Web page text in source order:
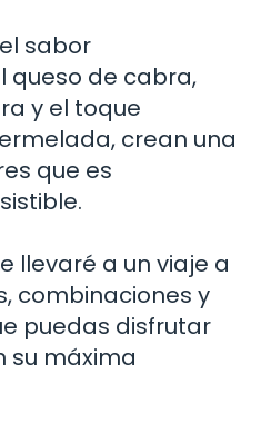
sabor
queso de cabra,
y el toque
crean una
que es
llevaré a un viaje a
combinaciones y
puedas disfrutar
su máxima